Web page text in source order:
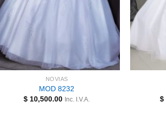
NOVIAS
MOD 8232
$ 10,500.00 Inc. I.V.A.
$